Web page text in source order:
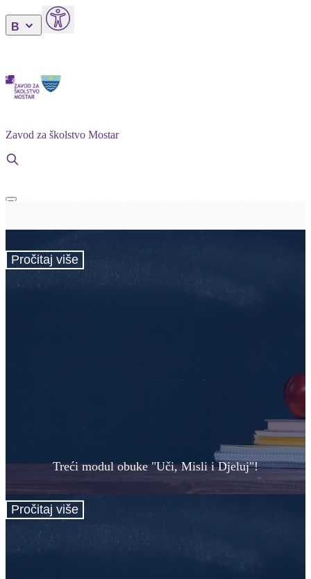
Bosanski
B
Zavod za školstvo Mostar
Održana prva radionica programa stručnog usavršavanja za
Pročitaj više
Treći modul obuke "Uči, Misli i Djeluj"!
Pročitaj više